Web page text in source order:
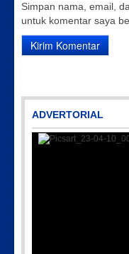
Simpan nama, email,
untuk komentar saya
ADVERTORIAL